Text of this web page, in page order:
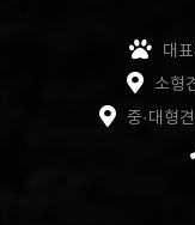
대
소형
중·대형